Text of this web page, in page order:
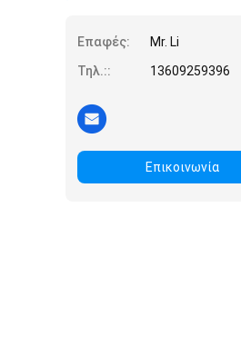
Επαφές:
Mr. Li
Τηλ.::
13609259396
Επικοινωνία